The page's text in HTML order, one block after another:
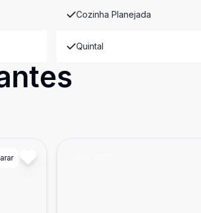
Cozinha Planejada
Quintal